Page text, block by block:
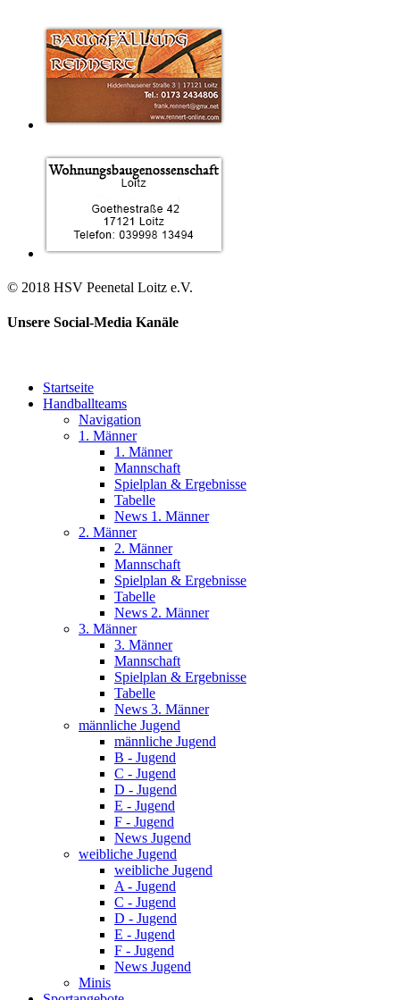
© 2018 HSV Peenetal Loitz e.V.
Unsere Social-Media Kanäle
Startseite
Handballteams
Navigation
1. Männer
1. Männer
Mannschaft
Spielplan & Ergebnisse
Tabelle
News 1. Männer
2. Männer
2. Männer
Mannschaft
Spielplan & Ergebnisse
Tabelle
News 2. Männer
3. Männer
3. Männer
Mannschaft
Spielplan & Ergebnisse
Tabelle
News 3. Männer
männliche Jugend
männliche Jugend
B - Jugend
C - Jugend
D - Jugend
E - Jugend
F - Jugend
News Jugend
weibliche Jugend
weibliche Jugend
A - Jugend
C - Jugend
D - Jugend
E - Jugend
F - Jugend
News Jugend
Minis